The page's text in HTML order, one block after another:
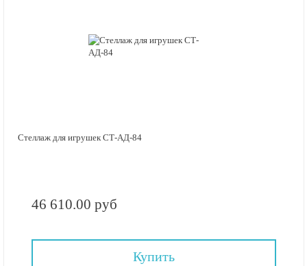
Стеллаж для игрушек СТ-АД-84
46 610.00 руб
Купить